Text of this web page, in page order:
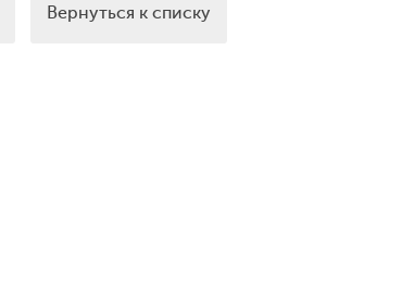
Вернуться к списку